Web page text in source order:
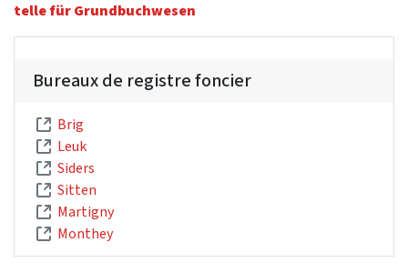
telle für Grundbuchwesen
Bureaux de registre foncier
Brig
Leuk
Siders
Sitten
Martigny
Monthey